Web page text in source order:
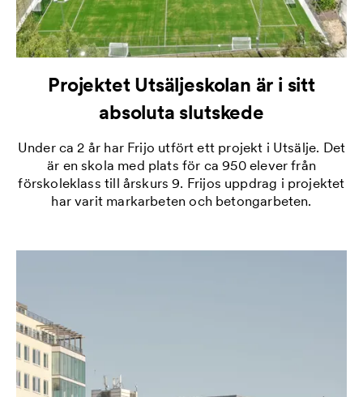
Projektet Utsäljeskolan är i sitt
absoluta slutskede
Under ca 2 år har Frijo utfört ett projekt i Utsälje. Det
är en skola med plats för ca 950 elever från
förskoleklass till årskurs 9. Frijos uppdrag i projektet
har varit markarbeten och betongarbeten.